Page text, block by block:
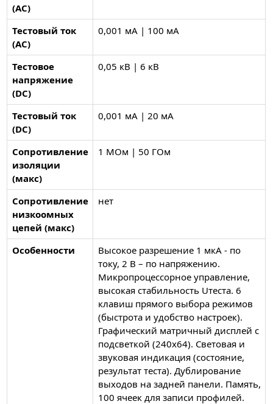
(AC)
Тестовый ток
(AC)
0,001 мА | 100 мА
Тестовое
напряжение
(DC)
0,05 кВ | 6 кВ
Тестовый ток
(DC)
0,001 мА | 20 мА
Сопротивление
изоляции
(макс)
1 МОм | 50 ГОм
Сопротивление
низкоомных
цепей (макс)
нет
Особенности
Высокое разрешение 1 мкА - по
току, 2 В – по напряжению.
Микропроцессорное управление,
высокая стабильность Uтеста. 6
клавиш прямого выбора режимов
(быстрота и удобство настроек).
Графический матричный дисплей с
подсветкой (240х64). Световая и
звуковая индикация (состояние,
результат теста). Дублирование
выходов на задней панели. Память,
100 ячеек для записи профилей.